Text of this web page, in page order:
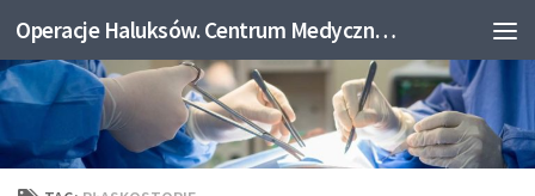
Skip to content Operacje Haluksów. Centrum Medyczne Medicum.